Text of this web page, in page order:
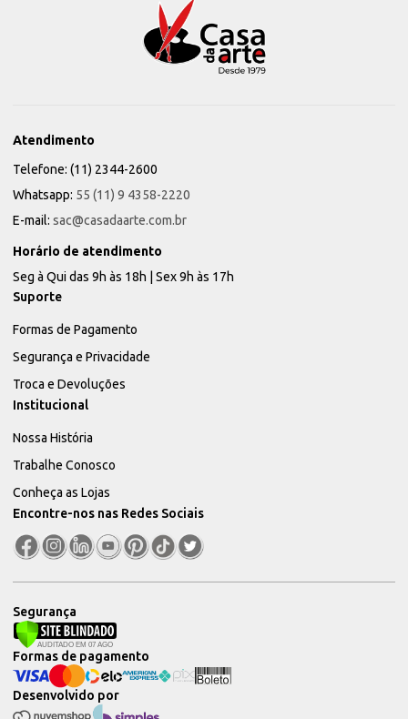
Atendimento
Telefone: (11) 2344-2600
Whatsapp: 55 (11) 9 4358-2220
E-mail: sac@casadaarte.com.br
Horário de atendimento
Seg à Qui das 9h às 18h | Sex 9h às 17h
Suporte
Formas de Pagamento
Segurança e Privacidade
Troca e Devoluções
Institucional
Nossa História
Trabalhe Conosco
Conheça as Lojas
Encontre-nos nas Redes Sociais
Segurança
Desenvolvido por
Formas de pagamento